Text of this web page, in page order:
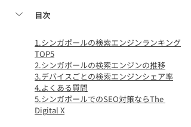
目次
1.シンガポールの検索エンジンランキング
TOP5
2.シンガポールの検索エンジンの推移
3.デバイスごとの検索エンジンシェア率
4.よくある質問
5.シンガポールでのSEO対策ならThe
Digital X